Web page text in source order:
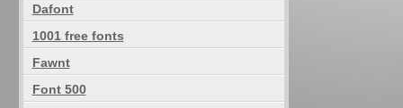
Dafont
1001 free fonts
Fawnt
Font 500